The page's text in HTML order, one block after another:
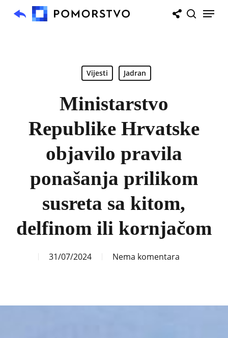
Menu
Vijesti Jadran
Ministarstvo
Republike Hrvatske
objavilo pravila
ponašanja prilikom
susreta sa kitom,
delfinom ili kornjačom
31/07/2024 Nema komentara